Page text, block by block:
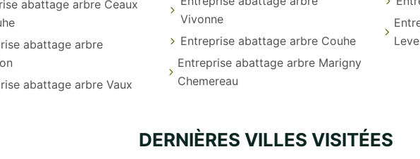
abattage arbre Ceaux
abattage arbre
abattage arbre Vaux
Vivonne
Entreprise abattage arbre Couhe
Entreprise abattage arbre Marigny
Chemereau
DERNIÈRES VILLES VISITÉES